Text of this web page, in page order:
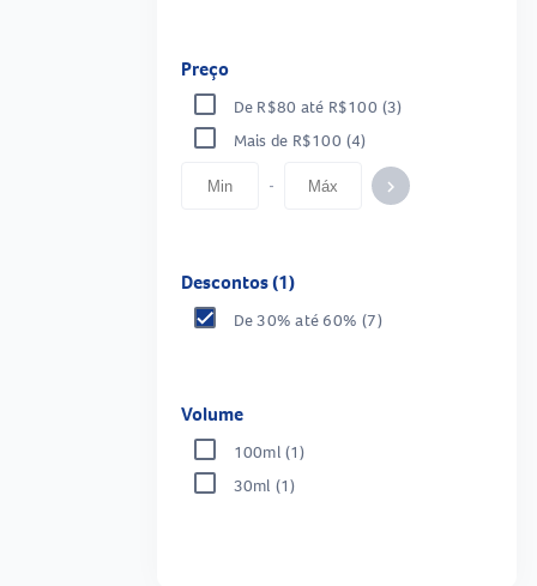
Preço
De R$80 até R$100 (3)
Mais de R$100 (4)
- keyboard_arrow_right
Descontos (1)
De 30% até 60% (7)
Volume
100ml (1)
30ml (1)